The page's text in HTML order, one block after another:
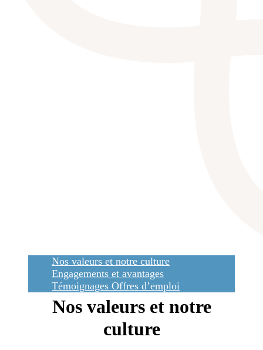
Nos valeurs et notre culture
Engagements et avantages
Témoignages Offres d’emploi
Nos valeurs et notre
culture